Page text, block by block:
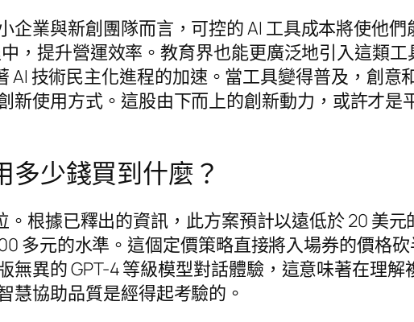
業與新創團隊而言，可控的 AI 工具成本將使他們
，提升營運效率。教育界也能更廣泛地引入這類
AI 技術民主化進程的加速。當工具變得普及，創意
使用方式。這股由下而上的創新動力，或許才是
多少錢買到什麼？
根據已釋出的資訊，此方案預計以遠低於 20 美元
多元的水準。這個定價策略直接將入場券的價格
異的 GPT-4 等級模型對話體驗，這意味著在理解
慧協助品質是經得起考驗的。